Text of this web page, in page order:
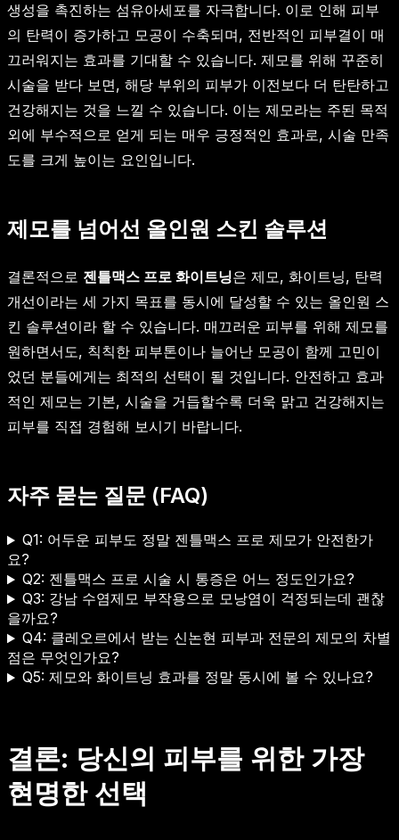
생성을 촉진하는 섬유아세포를 자극합니다. 이로 인해 피부
의 탄력이 증가하고 모공이 수축되며, 전반적인 피부결이 매
끄러워지는 효과를 기대할 수 있습니다. 제모를 위해 꾸준히
시술을 받다 보면, 해당 부위의 피부가 이전보다 더 탄탄하고
건강해지는 것을 느낄 수 있습니다. 이는 제모라는 주된 목적
외에 부수적으로 얻게 되는 매우 긍정적인 효과로, 시술 만족
도를 크게 높이는 요인입니다.
제모를 넘어선 올인원 스킨 솔루션
결론적으로 젠틀맥스 프로 화이트닝은 제모, 화이트닝, 탄력
개선이라는 세 가지 목표를 동시에 달성할 수 있는 올인원 스
킨 솔루션이라 할 수 있습니다. 매끄러운 피부를 위해 제모를
원하면서도, 칙칙한 피부톤이나 늘어난 모공이 함께 고민이
었던 분들에게는 최적의 선택이 될 것입니다. 안전하고 효과
적인 제모는 기본, 시술을 거듭할수록 더욱 맑고 건강해지는
피부를 직접 경험해 보시기 바랍니다.
자주 묻는 질문 (FAQ)
Q1: 어두운 피부도 정말 젠틀맥스 프로 제모가 안전한가
요?
Q2: 젠틀맥스 프로 시술 시 통증은 어느 정도인가요?
Q3: 강남 수염제모 부작용으로 모낭염이 걱정되는데 괜찮
을까요?
Q4: 클레오르에서 받는 신논현 피부과 전문의 제모의 차별
점은 무엇인가요?
Q5: 제모와 화이트닝 효과를 정말 동시에 볼 수 있나요?
결론: 당신의 피부를 위한 가장
현명한 선택